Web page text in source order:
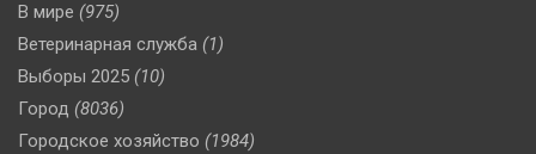
В мире (975)
Ветеринарная служба (1)
Выборы 2025 (10)
Город (8036)
Городское хозяйство (1984)